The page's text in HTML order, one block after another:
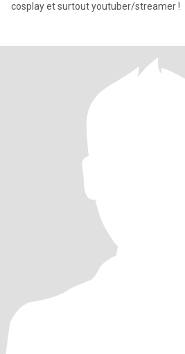
cosplay et surtout youtuber/streamer !